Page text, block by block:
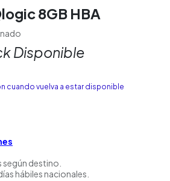
8GB HBA
Disponible
cuando vuelva a estar disponible
destino.
hábiles nacionales.